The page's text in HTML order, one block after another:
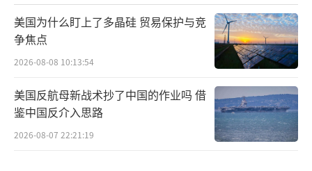
美国为什么盯上了多晶硅 贸易保护与竞
争焦点
2026-08-08 10:13:54
美国反航母新战术抄了中国的作业吗 借
鉴中国反介入思路
2026-08-07 22:21:19